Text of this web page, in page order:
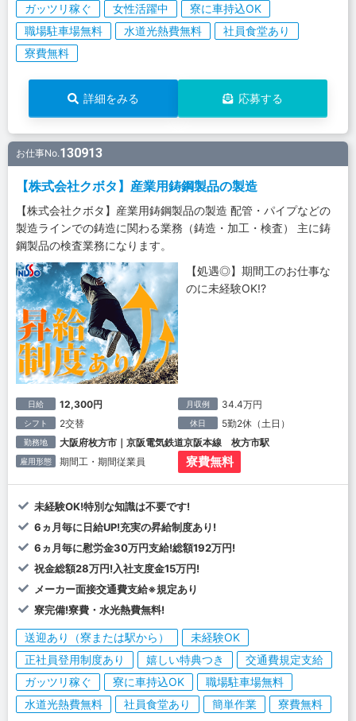
ガッツリ稼ぐ
女性活躍中
寮に車持込OK
職場駐車場無料
水道光熱費無料
社員食堂あり
寮費無料
詳細をみる 応募する
お仕事No.130913
【株式会社クボタ】産業用鋳鋼製品の製造
【株式会社クボタ】産業用鋳鋼製品の製造 配管・パイプなどの
製造ラインでの鋳造に関わる業務（鋳造・加工・検査） 主に鋳
鋼製品の検査業務になります。
【処遇◎】期間工のお仕事な
のに未経験OK!?
日給 12,300円 月収例 34.4万円
シフト 2交替 休日 5勤2休（土日）
勤務地 大阪府枚方市｜京阪電気鉄道京阪本線 枚方市駅
雇用形態 期間工・期間従業員 寮費無料
未経験OK!特別な知識は不要です!
6ヵ月毎に日給UP!充実の昇給制度あり!
6ヵ月毎に慰労金30万円支給!総額192万円!
祝金総額28万円!入社支度金15万円!
メーカー面接交通費支給※規定あり
寮完備!寮費・水光熱費無料!
送迎あり（寮または駅から）
未経験OK
正社員登用制度あり
嬉しい特典つき
交通費規定支給
ガッツリ稼ぐ
寮に車持込OK
職場駐車場無料
水道光熱費無料
社員食堂あり 簡単作業 寮費無料